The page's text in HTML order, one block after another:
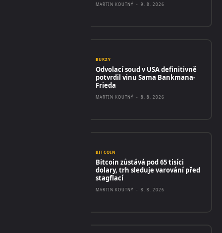
MARTIN KOUTNÝ - 9. 8. 2026
BURZY
Odvolací soud v USA definitivně
potvrdil vinu Sama Bankmana-
Frieda
MARTIN KOUTNÝ - 8. 8. 2026
BITCOIN
Bitcoin zůstává pod 65 tisíci
dolary, trh sleduje varování před
stagflací
MARTIN KOUTNÝ - 8. 8. 2026